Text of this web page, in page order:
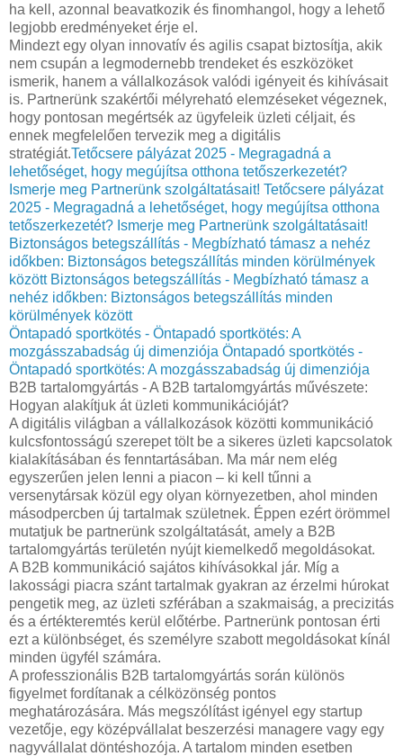
ha kell, azonnal beavatkozik és finomhangol, hogy a lehető
legjobb eredményeket érje el.
Mindezt egy olyan innovatív és agilis csapat biztosítja, akik
nem csupán a legmodernebb trendeket és eszközöket
ismerik, hanem a vállalkozások valódi igényeit és kihívásait
is. Partnerünk szakértői mélyreható elemzéseket végeznek,
hogy pontosan megértsék az ügyfeleik üzleti céljait, és
ennek megfelelően tervezik meg a digitális
stratégiát.Tetőcsere pályázat 2025 - Megragadná a
lehetőséget, hogy megújítsa otthona tetőszerkezetét?
Ismerje meg Partnerünk szolgáltatásait! Tetőcsere pályázat
2025 - Megragadná a lehetőséget, hogy megújítsa otthona
tetőszerkezetét? Ismerje meg Partnerünk szolgáltatásait!
Biztonságos betegszállítás - Megbízható támasz a nehéz
időkben: Biztonságos betegszállítás minden körülmények
között Biztonságos betegszállítás - Megbízható támasz a
nehéz időkben: Biztonságos betegszállítás minden
körülmények között
Öntapadó sportkötés - Öntapadó sportkötés: A
mozgásszabadság új dimenziója Öntapadó sportkötés -
Öntapadó sportkötés: A mozgásszabadság új dimenziója
B2B tartalomgyártás - A B2B tartalomgyártás művészete:
Hogyan alakítjuk át üzleti kommunikációját?
A digitális világban a vállalkozások közötti kommunikáció
kulcsfontosságú szerepet tölt be a sikeres üzleti kapcsolatok
kialakításában és fenntartásában. Ma már nem elég
egyszerűen jelen lenni a piacon – ki kell tűnni a
versenytársak közül egy olyan környezetben, ahol minden
másodpercben új tartalmak születnek. Éppen ezért örömmel
mutatjuk be partnerünk szolgáltatását, amely a B2B
tartalomgyártás területén nyújt kiemelkedő megoldásokat.
A B2B kommunikáció sajátos kihívásokkal jár. Míg a
lakossági piacra szánt tartalmak gyakran az érzelmi húrokat
pengetik meg, az üzleti szférában a szakmaiság, a precizitás
és a értékteremtés kerül előtérbe. Partnerünk pontosan érti
ezt a különbséget, és személyre szabott megoldásokat kínál
minden ügyfél számára.
A professzionális B2B tartalomgyártás során különös
figyelmet fordítanak a célközönség pontos
meghatározására. Más megszólítást igényel egy startup
vezetője, egy középvállalat beszerzési managere vagy egy
nagyvállalat döntéshozója. A tartalom minden esetben